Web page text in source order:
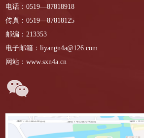
电话：0519—87818918
传真：0519—87818125
邮编：213353
电子邮箱：liyangn4a@126.com
网站：www.sxn4a.cn